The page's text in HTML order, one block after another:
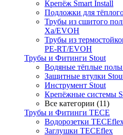
Крепёж Smart Install
Подложки для
Трубы из сшитого
Xa/EVOH
Трубы из
PE-RT/EVOH
Трубы и Фитинги Stout
Водяные тёплые полы
Защитные втулки
Инструмент Stout
Крепёжные системы
Все категории (11)
Трубы и Фитинги TECE
Водорозетки
Заглушки TECEflex